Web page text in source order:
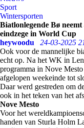
Sport
Wintersporten
Biatlonlegende Bø
eindzege in World Cup
heywoodu
24-03-2025
Ook voor de mannelijke
echt op. Na het WK in
programma in Nove
afgelopen weekeinde tot
Daar werd gestreden om
ook in het teken van het
Nove Mesto
Voor het
handen van Sturla Holm